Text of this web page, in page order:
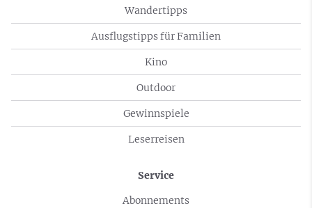
Wandertipps
Ausflugstipps für Familien
Kino
Outdoor
Gewinnspiele
Leserreisen
Service
Abonnements